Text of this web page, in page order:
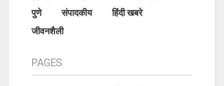
पुणे
संपादकीय
हिंदी खबरे
जीवनशैली
PAGES